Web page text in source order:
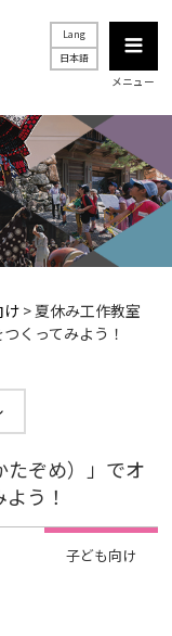
Lang
日本語
メニュー
け > 夏休み工作教室
くってみよう！
ぞめ）」でオ
う！
子ども向け